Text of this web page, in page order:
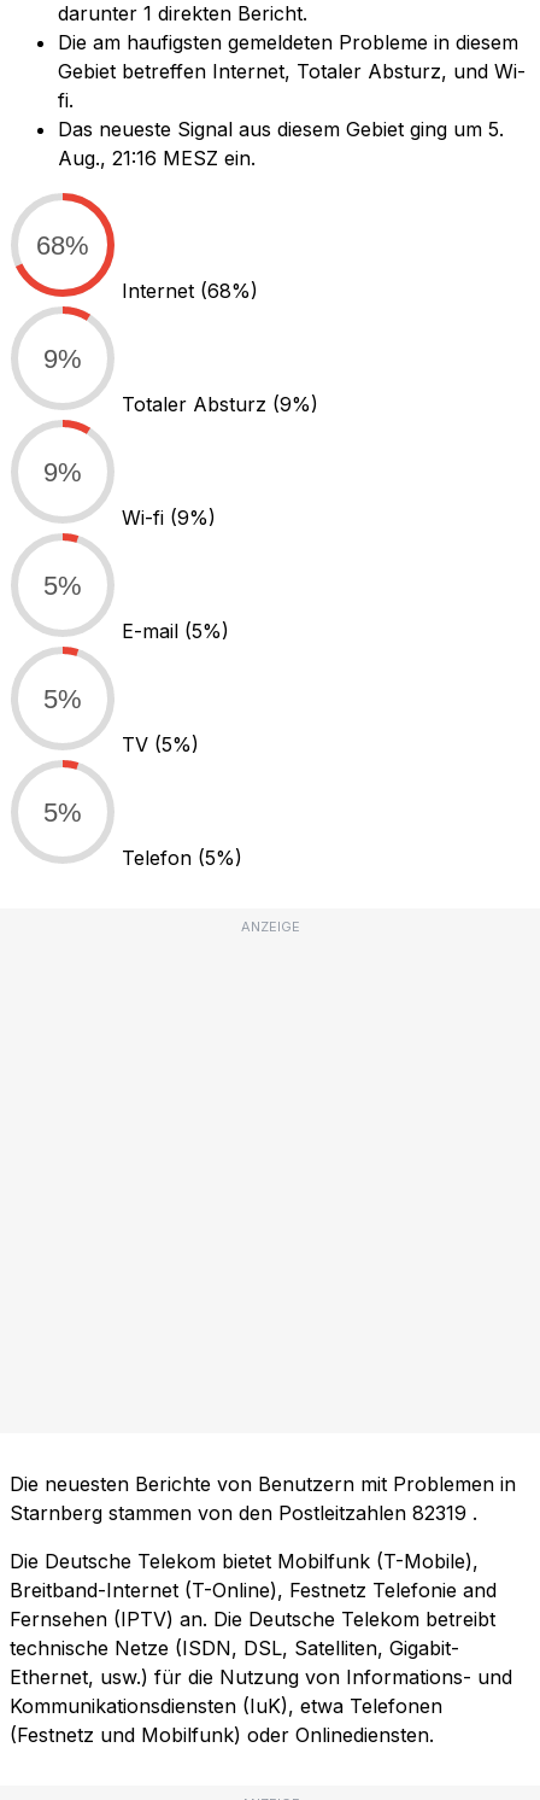
darunter 1 direkten Bericht.
Die am haufigsten gemeldeten Probleme in diesem
Gebiet betreffen Internet, Totaler Absturz, und Wi-
fi.
Das neueste Signal aus diesem Gebiet ging um 5.
Aug., 21:16 MESZ ein.
68%
Internet (68%)
9%
Totaler Absturz (9%)
9%
Wi-fi (9%)
5%
E-mail (5%)
5%
TV (5%)
5%
Telefon (5%)
ANZEIGE
Die neuesten Berichte von Benutzern mit Problemen in
Starnberg stammen von den Postleitzahlen 82319 .
Die Deutsche Telekom bietet Mobilfunk (T-Mobile),
Breitband-Internet (T-Online), Festnetz Telefonie and
Fernsehen (IPTV) an. Die Deutsche Telekom betreibt
technische Netze (ISDN, DSL, Satelliten, Gigabit-
Ethernet, usw.) für die Nutzung von Informations- und
Kommunikationsdiensten (IuK), etwa Telefonen
(Festnetz und Mobilfunk) oder Onlinediensten.